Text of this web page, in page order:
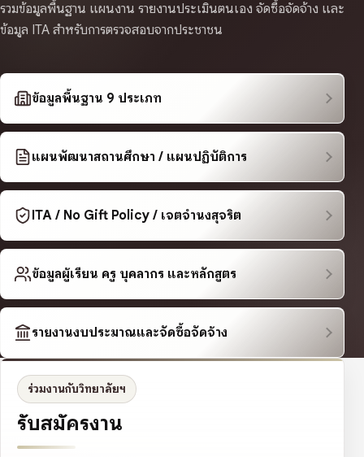
รวมข้อมูลพื้นฐาน แผนงาน รายงานประเมินตนเอง จัดซื้อจัดจ้าง และ
ข้อมูล ITA สำหรับการตรวจสอบจากประชาชน
ข้อมูลพื้นฐาน 9 ประเภท
แผนพัฒนาสถานศึกษา / แผนปฏิบัติการ
ITA / No Gift Policy / เจตจำนงสุจริต
ข้อมูลผู้เรียน ครู บุคลากร และหลักสูตร
รายงานงบประมาณและจัดซื้อจัดจ้าง
ร่วมงานกับวิทยาลัยฯ
รับสมัครงาน